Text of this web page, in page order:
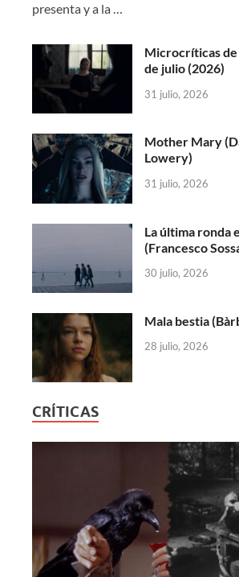
presenta y a la …
Microcríticas
de julio (2026)
31 julio, 2026
Mother Mary
Lowery)
31 julio, 2026
La última ronda
(Francesco
30 julio, 2026
Mala bestia
28 julio, 2026
CRÍTICAS